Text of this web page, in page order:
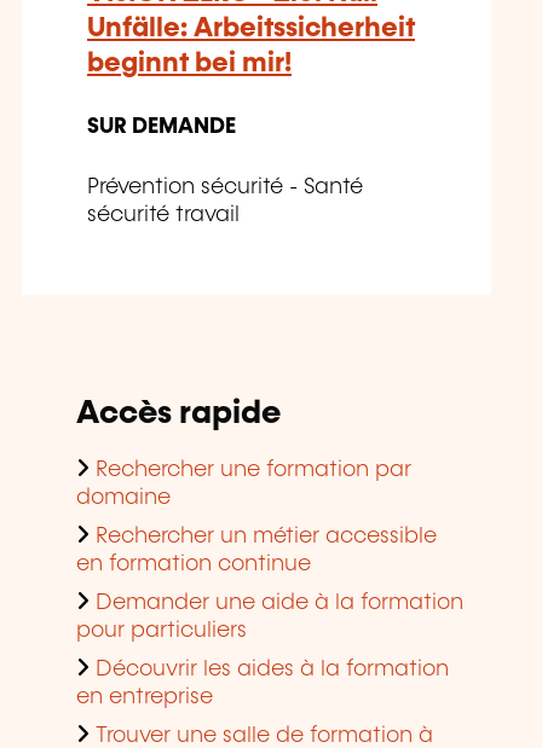
Unfälle: Arbeitssicherheit
beginnt bei mir!
SUR DEMANDE
Prévention sécurité - Santé
sécurité travail
Accès rapide
Rechercher une formation par
domaine
Rechercher un métier accessible
en formation continue
Demander une aide à la formation
pour particuliers
Découvrir les aides à la formation
en entreprise
Trouver une salle de formation à